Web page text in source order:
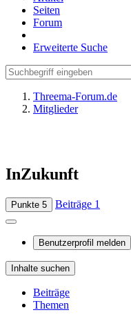
Seiten
Forum
Erweiterte Suche
Threema-Forum.de
Mitglieder
InZukunft
Punkte 5 Beiträge 1
Benutzerprofil melden
Inhalte suchen
Beiträge
Themen